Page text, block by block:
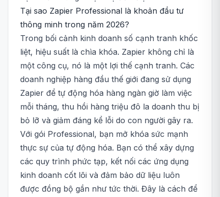
Tại sao Zapier Professional là khoản đầu tư
thông minh trong năm 2026?
Trong bối cảnh kinh doanh số cạnh tranh khốc
liệt, hiệu suất là chìa khóa. Zapier không chỉ là
một công cụ, nó là một lợi thế cạnh tranh. Các
doanh nghiệp hàng đầu thế giới đang sử dụng
Zapier để tự động hóa hàng ngàn giờ làm việc
mỗi tháng, thu hồi hàng triệu đô la doanh thu bị
bỏ lỡ và giảm đáng kể lỗi do con người gây ra.
Với gói Professional, bạn mở khóa sức mạnh
thực sự của tự động hóa. Bạn có thể xây dựng
các quy trình phức tạp, kết nối các ứng dụng
kinh doanh cốt lõi và đảm bảo dữ liệu luôn
được đồng bộ gần như tức thời. Đây là cách để